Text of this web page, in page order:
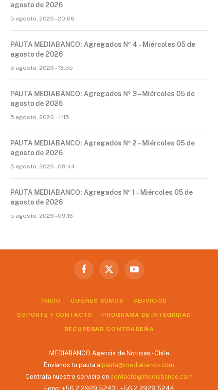
agosto de 2026
5 agosto, 2026 - 20:06
PAUTA MEDIABANCO: Agregados Nº 4 – Miércoles 05 de
agosto de 2026
5 agosto, 2026 - 13:55
PAUTA MEDIABANCO: Agregados Nº 3 – Miércoles 05 de
agosto de 2026
5 agosto, 2026 - 11:15
PAUTA MEDIABANCO: Agregados Nº 2 – Miércoles 05 de
agosto de 2026
5 agosto, 2026 - 09:44
PAUTA MEDIABANCO: Agregados Nº 1 – Miércoles 05 de
agosto de 2026
5 agosto, 2026 - 09:16
Facebook
X
YouTube
INICIO QUIÉNES SOMOS SERVICIOS
SOPORTE Y CONTACTO PROGRAMA DE INTEGRIDAD
RECUPERAR CONTRASEÑA
MEDIABANCO Agencia de Noticias - Chile
Envíanos tu pauta a pauta@mediabanco.com
Contrata nuestro servicio en contacto@mediabanco.com
Fono: +56 2 2929 5243 | +56 2 2929 5244